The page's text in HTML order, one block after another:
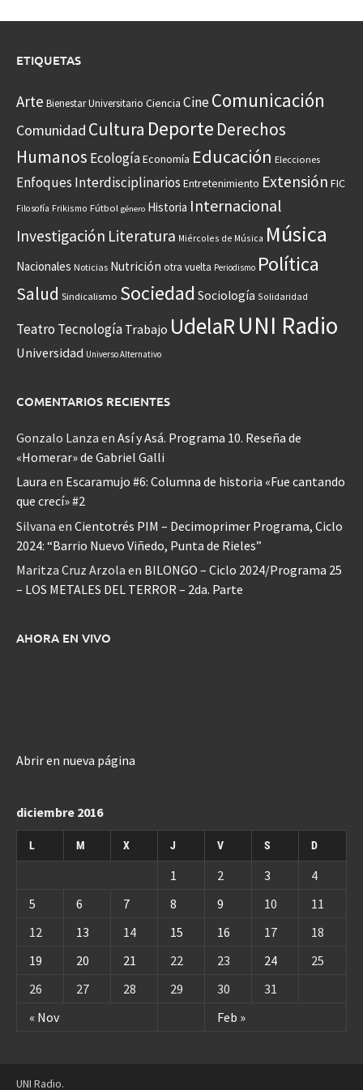
ETIQUETAS
Arte Bienestar Universitario Ciencia CineComunicación
Comunidad Cultura Deporte Derechos
Humanos EcologíaEconomía Educación Elecciones
Enfoques Interdisciplinarios Entretenimiento Extensión FIC
Filosofía Frikismo Fútbol género Historia Internacional
Investigación Literatura Miércoles de Música Música
Nacionales Noticias Nutrición otra vuelta Periodismo Política
Salud Sindicalismo Sociedad Sociología Solidaridad
Teatro Tecnología Trabajo UdelaRUNI Radio
Universidad Universo Alternativo
COMENTARIOS RECIENTES
Gonzalo Lanza en Así y Asá. Programa 10. Reseña de
«Homerar» de Gabriel Galli
Laura en Escaramujo #6: Columna de historia «Fue cantando
que crecí» #2
Silvana en Cientotrés PIM – Decimoprimer Programa, Ciclo
2024: “Barrio Nuevo Viñedo, Punta de Rieles”
Maritza Cruz Arzola en BILONGO – Ciclo 2024/Programa 25
– LOS METALES DEL TERROR – 2da. Parte
AHORA EN VIVO
Abrir en nueva página
diciembre 2016
L M X J V S D
« Nov Feb »
1 2 3
4
5
6 7 8 9 10
11
12
13 14 15 16 17
18
19
20 21 22 23 24
25
26
27 28 29 30 31
UNI Radio.